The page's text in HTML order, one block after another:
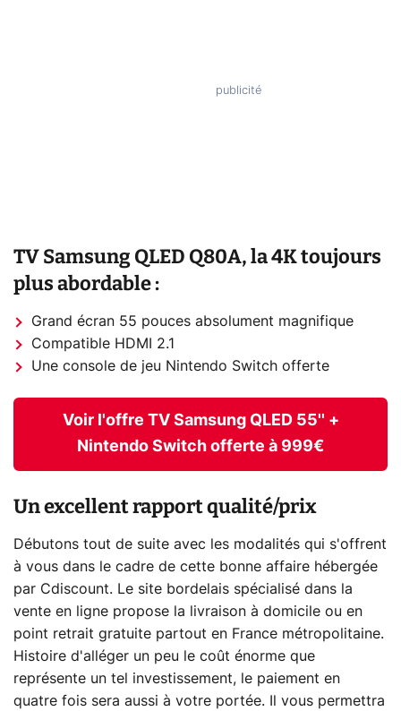
TV Samsung QLED Q80A, la 4K toujours
plus abordable :
Grand écran 55 pouces absolument magnifique
Compatible HDMI 2.1
Une console de jeu Nintendo Switch offerte
Voir l'offre TV Samsung QLED 55'' +
Nintendo Switch offerte à 999€
Un excellent rapport qualité/prix
Débutons tout de suite avec les modalités qui s'offrent
à vous dans le cadre de cette bonne affaire hébergée
par Cdiscount. Le site bordelais spécialisé dans la
vente en ligne propose la livraison à domicile ou en
point retrait gratuite partout en France métropolitaine.
Histoire d'alléger un peu le coût énorme que
représente un tel investissement, le paiement en
quatre fois sera aussi à votre portée. Il vous permettra